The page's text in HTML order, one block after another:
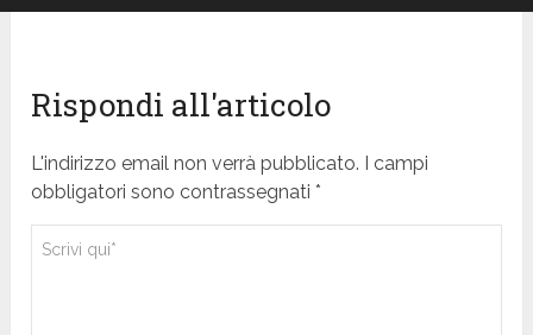
Rispondi all'articolo
L'indirizzo email non verrà pubblicato. I campi
obbligatori sono contrassegnati *